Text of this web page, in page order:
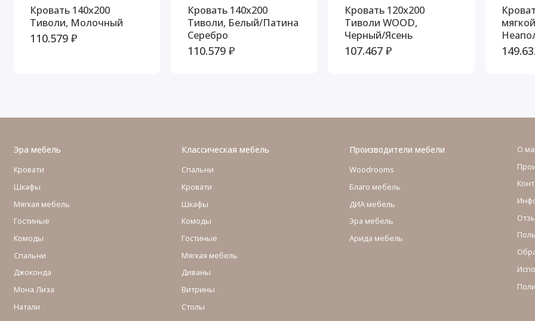
Кровать 140x200
Тиволи, Молочный
110.579 ₽
Кровать 140x200
Тиволи, Белый/Патина
Серебро
110.579 ₽
Кровать 120x200
Тиволи WOOD,
Черный/Ясень
107.467 ₽
Эра мебель
Кровати
Шкафы
Мягкая мебель
Гостиные
Комоды
Cпальни
Джоконда
Мона Лиза
Натали
Классическая мебель
Спальни
Кровати
Шкафы
Комоды
Гостиные
Мягкая мебель
Диваны
Витрины
Столы
Производители мебели
Woodrooms
Благо мебель
ДИА мебель
Эра мебель
Арида мебель
О